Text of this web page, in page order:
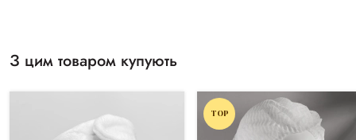
З цим товаром купують
TOP